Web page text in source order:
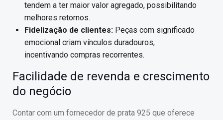
tendem a ter maior valor agregado, possibilitando
melhores retornos.
Fidelização de clientes: Peças com significado
emocional criam vínculos duradouros,
incentivando compras recorrentes.
Facilidade de revenda e crescimento
do negócio
Contar com um fornecedor de prata 925 que oferece